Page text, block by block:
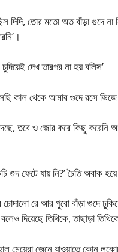
দিদি, তোর মতো অত বাঁড়া
দেখ তারপর না হয় বলিস’
কাল থেকে আমার গুদে রসে
তবে ও জোর করে কিছু করেনি
গুদ ফেটে যায় নি?’ চৈতি অবাক
চোদালো রে আর পুরো বাঁড়া গুদে
দিয়েছে তিথিকে, তাছাড়া
জেনে যাওয়াতে কোন